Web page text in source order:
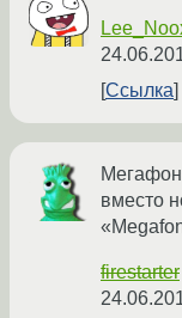
Ссылка
вместо
firestarter